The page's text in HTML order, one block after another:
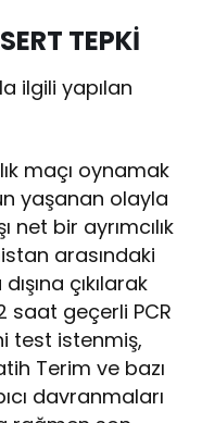
TEPKİ
ilgili yapılan
maçı oynamak
yaşanan olayla
net bir ayrımcılık
arasındaki
çıkılarak
saat geçerli PCR
test istenmiş,
Terim ve bazı
davranmaları